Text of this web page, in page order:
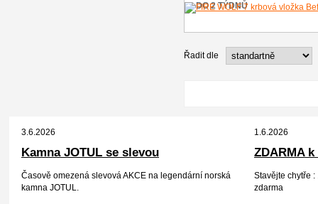
DO 2 TÝDNŮ
Řadit dle
3.6.2026
Kamna JOTUL se slevou
Časově omezená slevová AKCE na legendární norská
kamna JOTUL.
1.6.2026
ZDARMA
Stavějte chytře
zdarma